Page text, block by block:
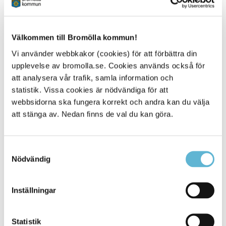
Välkommen till Bromölla kommun!
Vi använder webbkakor (cookies) för att förbättra din
upplevelse av bromolla.se. Cookies används också för
att analysera vår trafik, samla information och
statistik. Vissa cookies är nödvändiga för att
webbsidorna ska fungera korrekt och andra kan du välja
att stänga av. Nedan finns de val du kan göra.
Nödvändig
Inställningar
Statistik
Läs avtal och villkor noga
Det är en fördel att välja samma leverantör
Om flera hushåll i området väljer samma leverantör ökar
sannolikheten för att utbyggnad sker just inom ert
geografiska område.
Vänd dig till leverantören som bygger i området
Det är liten sannolikhet att två fiberleverantörer gräver ner
fiber i samma område, så oftast får man välja den
För tjänsterna som erbjuds brukar det finnas många
alternativ eller att bind upp dig för en viss tjänst. Tala med
leverantören och välj den bästa lösningen för dig.